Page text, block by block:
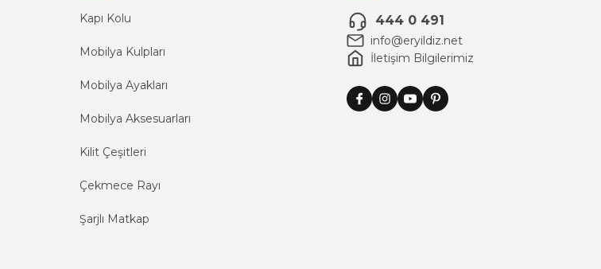
Kapı Kolu
Mobilya Kulpları
Mobilya Ayakları
Mobilya Aksesuarları
Kilit Çeşitleri
Çekmece Rayı
Şarjlı Matkap
444 0 491
info@eryildiz.net
İletişim Bilgilerimiz